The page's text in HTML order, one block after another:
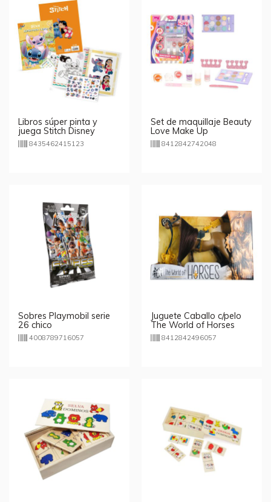
Libros súper pinta y
juega Stitch Disney
8435462415123
Set de maquillaje Beauty
Love Make Up
8412842742048
Sobres Playmobil serie
26 chico
4008789716057
Juguete Caballo c/pelo
The World of Horses
CBtoys - marrón
8412842496057